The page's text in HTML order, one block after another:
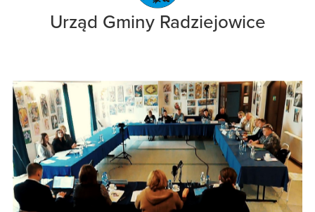
Urząd Gminy Radziejowice